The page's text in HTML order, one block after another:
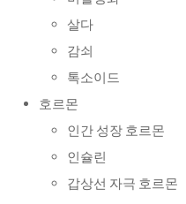
살다
감쇠
톡소이드
호르몬
인간 성장 호르몬
인슐린
갑상선 자극 호르몬